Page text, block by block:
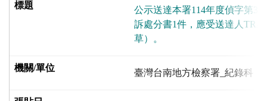
公示送達本署114年度偵字第
訴處分書1件，應受送達人
草）。
臺灣台南地方檢察署_紀錄科